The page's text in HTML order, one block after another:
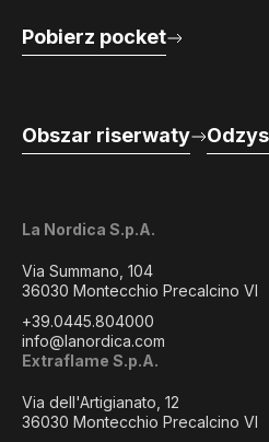
La Nordica S.p.A.
Via Summano, 104
36030 Montecchio Precalcino VI
+39.0445.804000
info@lanordica.com
Extraflame S.p.A.
Via dell'Artigianato, 12
36030 Montecchio Precalcino VI
Pobierz pocket
Obszar riserwaty